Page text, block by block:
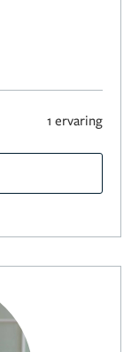
1 ervaring